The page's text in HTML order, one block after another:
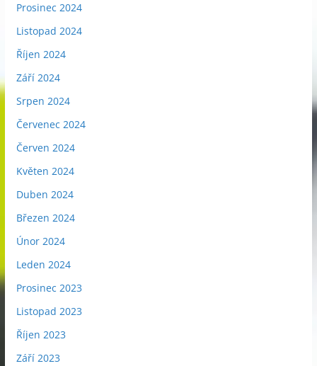
Prosinec 2024
Listopad 2024
Říjen 2024
Září 2024
Srpen 2024
Červenec 2024
Červen 2024
Květen 2024
Duben 2024
Březen 2024
Únor 2024
Leden 2024
Prosinec 2023
Listopad 2023
Říjen 2023
Září 2023